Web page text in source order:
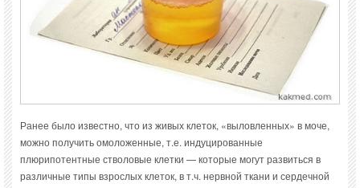
Ранее было известно, что из живых клеток, «выловленных» в моче,
можно получить омоложенные, т.е. индуцированные
плюрипотентные стволовые клетки — которые могут развиться в
различные типы взрослых клеток, в т.ч. нервной ткани и сердечной